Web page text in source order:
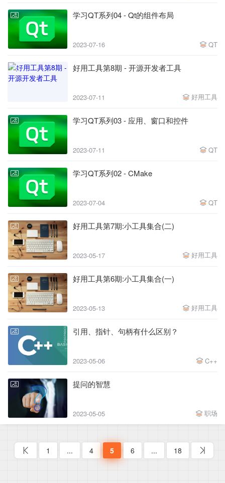
学习QT系列04 - Qt的组件布局
2023-07-16 QT
好用工具第8期 - 开源开发者工具
2023-07-11 好用工具
学习QT系列03 - 应用、窗口和控件
2023-07-11 QT
学习QT系列02 - CMake
2023-07-04 QT
好用工具第7期:小工具集合(二)
2023-05-17 好用工具
好用工具第6期:小工具集合(一)
2023-05-13 好用工具
引用、指针、句柄有什么区别？
2023-05-06 C++
提问的智慧
2023-05-05 职场
1 ... 4 5 6 ... 18